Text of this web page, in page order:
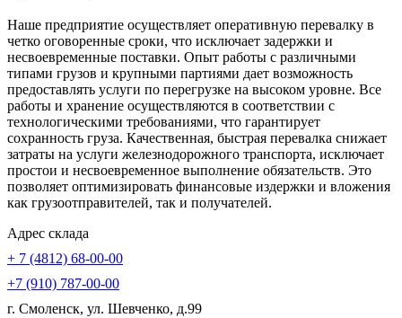
Наше предприятие осуществляет оперативную перевалку в
четко оговоренные сроки, что исключает задержки и
несвоевременные поставки. Опыт работы с различными
типами грузов и крупными партиями дает возможность
предоставлять услуги по перегрузке на высоком уровне. Все
работы и хранение осуществляются в соответствии с
технологическими требованиями, что гарантирует
сохранность груза. Качественная, быстрая перевалка снижает
затраты на услуги железнодорожного транспорта, исключает
простои и несвоевременное выполнение обязательств. Это
позволяет оптимизировать финансовые издержки и вложения
как грузоотправителей, так и получателей.
Адрес склада
+ 7 (4812) 68-00-00
+7 (910) 787-00-00
г. Смоленск, ул. Шевченко, д.99